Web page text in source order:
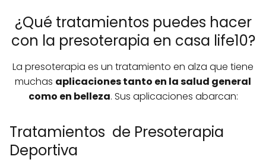
¿Qué tratamientos puedes hacer
con la presoterapia en casa life10?
La presoterapia es un tratamiento en alza que tiene
muchas aplicaciones tanto en la salud general
como en belleza. Sus aplicaciones abarcan:
Tratamientos de Presoterapia
Deportiva